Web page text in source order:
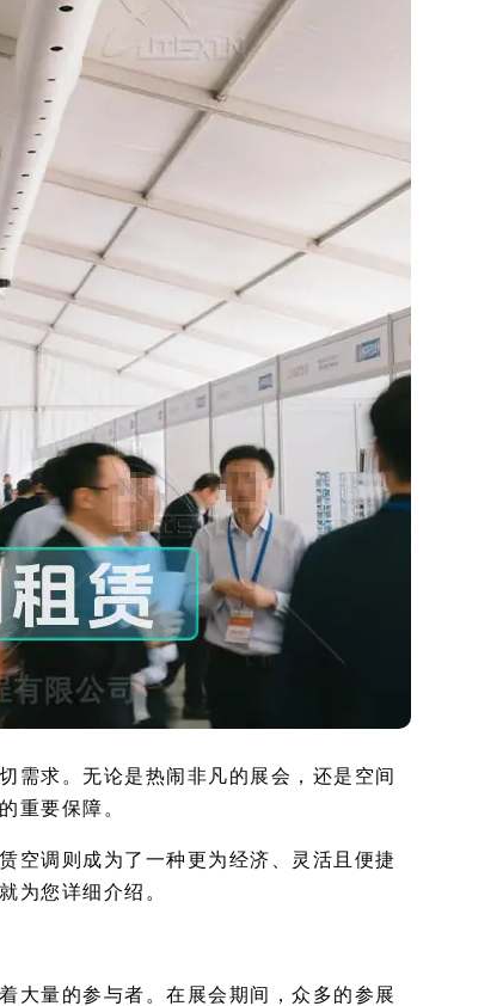
需求。无论是热闹非凡的展会，还是空间
重要保障。
空调则成为了一种更为经济、灵活且便捷
为您详细介绍。
大量的参与者。在展会期间，众多的参展